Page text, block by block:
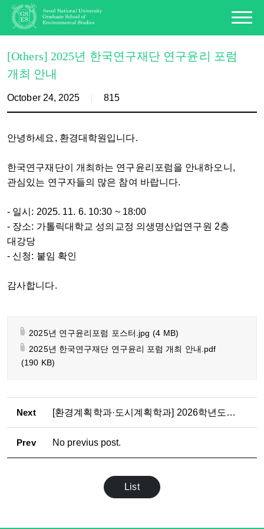
[Others] 2025년 한국연구재단 연구윤리 포럼
개최 안내
October 24, 2025 815
안녕하세요, 환경대학원입니다.
한국연구재단이 개최하는 연구윤리포럼을 안내하오니,
관심있는 연구자들의 많은 참여 바랍니다.
- 일시: 2025. 11. 6. 10:30 ~ 18:00
- 장소: 가톨릭대학교 성의교정 의생명산업연구원 2층
대강당
- 신청: 붙임 확인
감사합니다.
2025년 연구윤리포럼 포스터.jpg (4 MB)
2025년 한국연구재단 연구윤리 포럼 개최 안내.pdf
(190 KB)
Next [환경계획학과·도시계획학과] 2026학년도 2학기 석·박사과정 논문제출자격시험 응시자 수료 점검표 제출 안내
Prev No previus post.
List